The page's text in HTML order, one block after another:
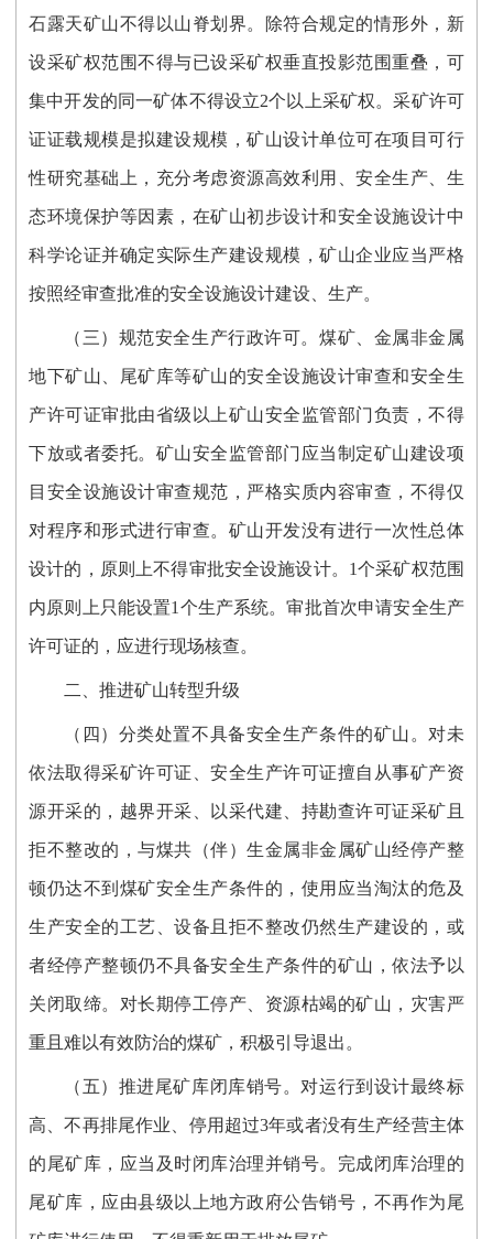
石露天矿山不得以山脊划界。除符合规定的情形外，新
设采矿权范围不得与已设采矿权垂直投影范围重叠，可
集中开发的同一矿体不得设立2个以上采矿权。采矿许可
证证载规模是拟建设规模，矿山设计单位可在项目可行
性研究基础上，充分考虑资源高效利用、安全生产、生
态环境保护等因素，在矿山初步设计和安全设施设计中
科学论证并确定实际生产建设规模，矿山企业应当严格
按照经审查批准的安全设施设计建设、生产。
（三）规范安全生产行政许可。煤矿、金属非金属
地下矿山、尾矿库等矿山的安全设施设计审查和安全生
产许可证审批由省级以上矿山安全监管部门负责，不得
下放或者委托。矿山安全监管部门应当制定矿山建设项
目安全设施设计审查规范，严格实质内容审查，不得仅
对程序和形式进行审查。矿山开发没有进行一次性总体
设计的，原则上不得审批安全设施设计。1个采矿权范围
内原则上只能设置1个生产系统。审批首次申请安全生产
许可证的，应进行现场核查。
二、推进矿山转型升级
（四）分类处置不具备安全生产条件的矿山。对未
依法取得采矿许可证、安全生产许可证擅自从事矿产资
源开采的，越界开采、以采代建、持勘查许可证采矿且
拒不整改的，与煤共（伴）生金属非金属矿山经停产整
顿仍达不到煤矿安全生产条件的，使用应当淘汰的危及
生产安全的工艺、设备且拒不整改仍然生产建设的，或
者经停产整顿仍不具备安全生产条件的矿山，依法予以
关闭取缔。对长期停工停产、资源枯竭的矿山，灾害严
重且难以有效防治的煤矿，积极引导退出。
（五）推进尾矿库闭库销号。对运行到设计最终标
高、不再排尾作业、停用超过3年或者没有生产经营主体
的尾矿库，应当及时闭库治理并销号。完成闭库治理的
尾矿库，应由县级以上地方政府公告销号，不再作为尾